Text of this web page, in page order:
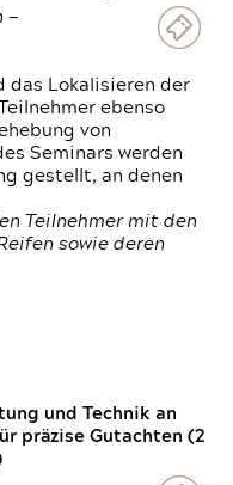
—
das Lokalisieren der
ebenso
von
Seminars werden
gestellt, an denen
Teilnehmer mit den
sowie deren
und Technik an
präzise Gutachten (2